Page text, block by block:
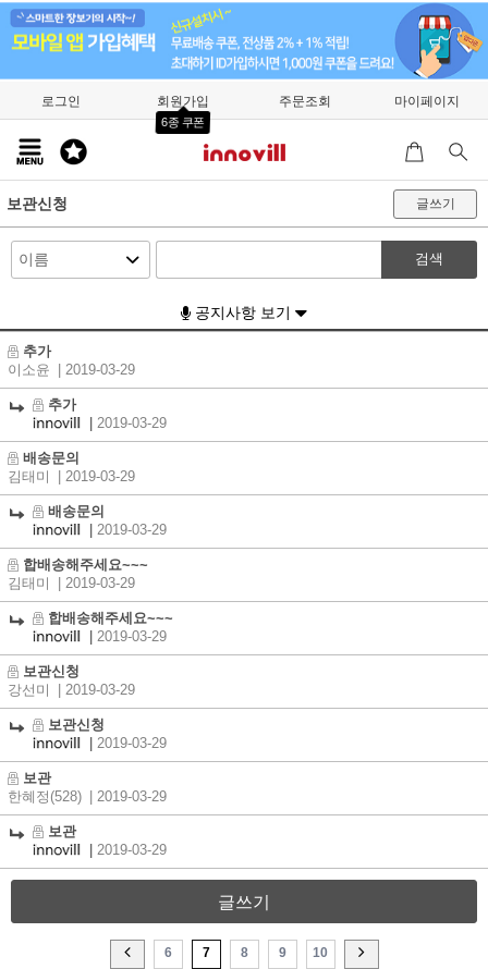
로그인 회원가입
6종 쿠폰
주문조회 마이페이지
보관신청 글쓰기
검색
공지사항 보기
추가
이소윤
| 2019-03-29
추가
2019-03-29
배송문의
김태미
| 2019-03-29
배송문의
2019-03-29
합배송해주세요~~~
김태미
| 2019-03-29
합배송해주세요~~~
2019-03-29
보관신청
강선미
| 2019-03-29
보관신청
2019-03-29
보관
한혜정(528)
| 2019-03-29
보관
2019-03-29
글쓰기
6 7 8 9 10